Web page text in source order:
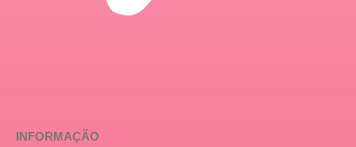
INFORMAÇÃO